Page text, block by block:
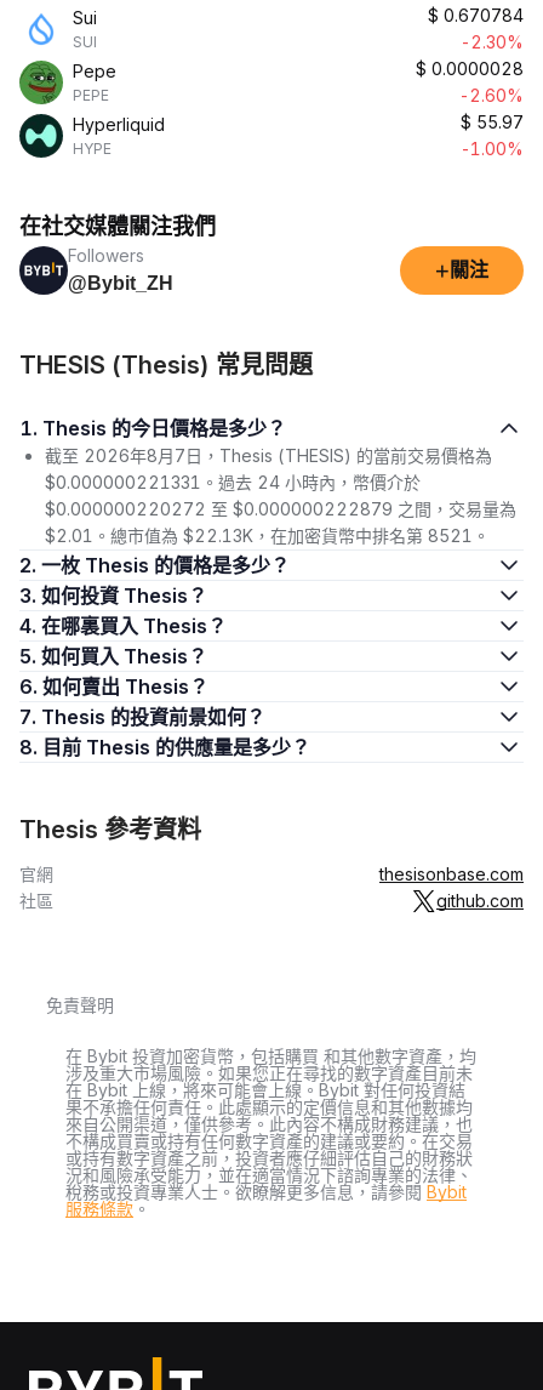
Sui
SUI
$ 0.670784
-2.30%
Pepe
PEPE
$ 0.0000028
-2.60%
Hyperliquid
HYPE
$ 55.97
-1.00%
在社交媒體關注我們
Followers
@Bybit_ZH
+ 關注
THESIS (Thesis) 常見問題
1. Thesis 的今日價格是多少？
截至 2026年8月7日，Thesis (THESIS) 的當前交易價格為
$0.000000221331。過去 24 小時內，幣價介於
$0.000000220272 至 $0.000000222879 之間，交易量為
$2.01。總市值為 $22.13K，在加密貨幣中排名第 8521。
2. 一枚 Thesis 的價格是多少？
3. 如何投資 Thesis？
4. 在哪裏買入 Thesis？
5. 如何買入 Thesis？
6. 如何賣出 Thesis？
7. Thesis 的投資前景如何？
8. 目前 Thesis 的供應量是多少？
Thesis 參考資料
官網
thesisonbase.com
社區
github.com
免責聲明
在 Bybit 投資加密貨幣，包括購買 和其他數字資產，均
涉及重大市場風險。如果您正在尋找的數字資產目前未
在 Bybit 上線，將來可能會上線。Bybit 對任何投資結
果不承擔任何責任。此處顯示的定價信息和其他數據均
來自公開渠道，僅供參考。此內容不構成財務建議，也
不構成買賣或持有任何數字資產的建議或要約。在交易
或持有數字資產之前，投資者應仔細評估自己的財務狀
況和風險承受能力，並在適當情況下諮詢專業的法律、
稅務或投資專業人士。欲瞭解更多信息，請參閱 Bybit
服務條款 。